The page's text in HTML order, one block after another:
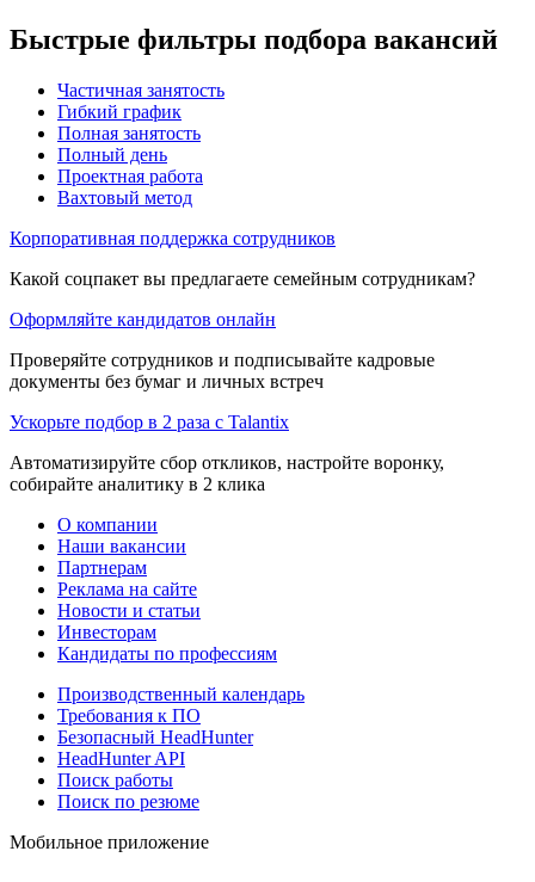
Быстрые фильтры подбора вакансий
Частичная занятость
Гибкий график
Полная занятость
Полный день
Проектная работа
Вахтовый метод
Корпоративная поддержка сотрудников
Какой соцпакет вы предлагаете семейным сотрудникам?
Оформляйте кандидатов онлайн
Проверяйте сотрудников и подписывайте кадровые
документы без бумаг и личных встреч
Ускорьте подбор в 2 раза с Talantix
Автоматизируйте сбор откликов, настройте воронку,
собирайте аналитику в 2 клика
О компании
Наши вакансии
Партнерам
Реклама на сайте
Новости и статьи
Инвесторам
Кандидаты по профессиям
Производственный календарь
Требования к ПО
Безопасный HeadHunter
HeadHunter API
Поиск работы
Поиск по резюме
Мобильное приложение